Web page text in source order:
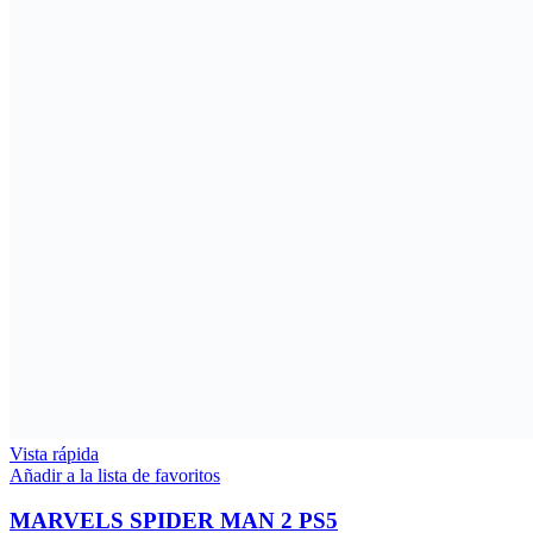
Vista rápida
Añadir a la lista de favoritos
MARVELS SPIDER MAN 2 PS5